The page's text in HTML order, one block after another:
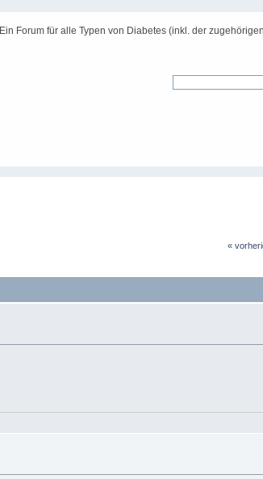
Ein Forum für alle Typen von Diabetes (inkl. der
«